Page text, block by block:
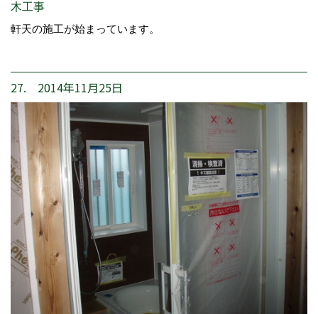
木工事
軒天の施工が始まっています。
27. 2014年11月25日